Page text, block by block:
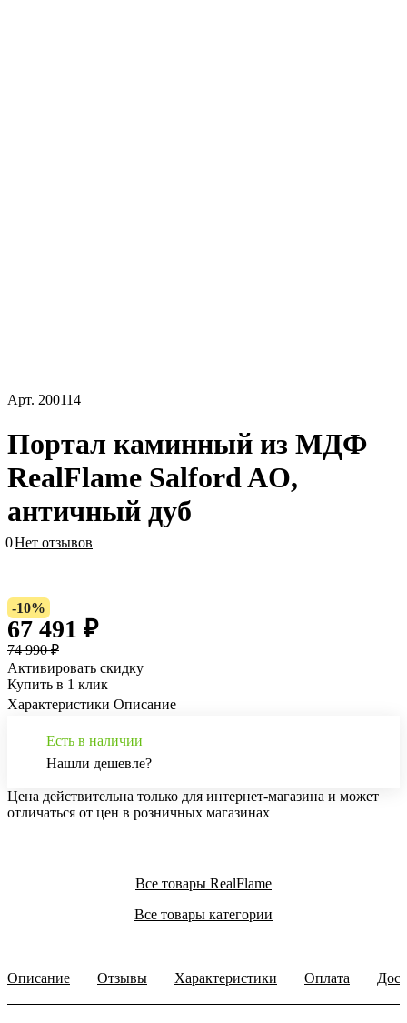
Арт. 200114
Портал каминный из МДФ
RealFlame Salford AO,
античный дуб
0Нет отзывов
-10%
67 491 ₽
74 990 ₽
Активировать скидку
Купить в 1 клик
Характеристики Описание
Есть в наличии
Нашли дешевле?
Цена действительна только для интернет-магазина и может
отличаться от цен в розничных магазинах
Все товары RealFlame
Все товары категории
Описание Отзывы Характеристики Оплата